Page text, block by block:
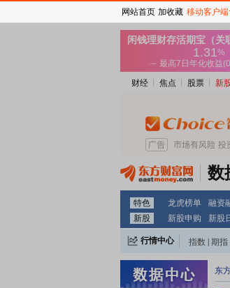
财经 焦点 股票 新
数
特色 龙虎榜单 融资
新股
新股申购 新股
行情中心 指数 期指
东
网站首页 加收藏 移动客户端